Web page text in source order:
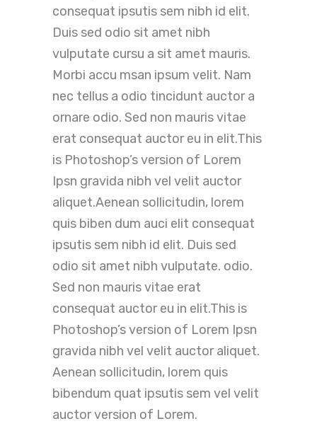
consequat ipsutis sem nibh id elit.
Duis sed odio sit amet nibh
vulputate cursu a sit amet mauris.
Morbi accu msan ipsum velit. Nam
nec tellus a odio tincidunt auctor a
ornare odio. Sed non mauris vitae
erat consequat auctor eu in elit.This
is Photoshop’s version of Lorem
Ipsn gravida nibh vel velit auctor
aliquet.Aenean sollicitudin, lorem
quis biben dum auci elit consequat
ipsutis sem nibh id elit. Duis sed
odio sit amet nibh vulputate. odio.
Sed non mauris vitae erat
consequat auctor eu in elit.This is
Photoshop’s version of Lorem Ipsn
gravida nibh vel velit auctor aliquet.
Aenean sollicitudin, lorem quis
bibendum quat ipsutis sem vel velit
auctor version of Lorem.